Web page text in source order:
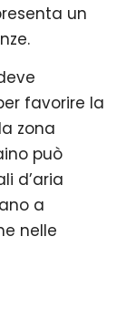
un
favorire la
zona
può
d’aria
a
nelle